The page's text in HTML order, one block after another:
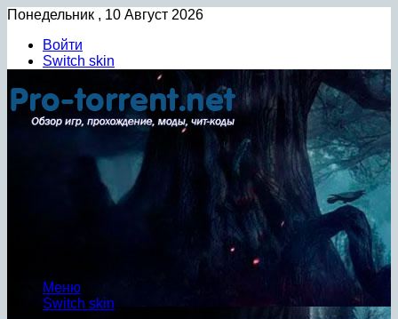
Понедельник , 10 Август 2026
Войти
Switch skin
Меню
Switch skin